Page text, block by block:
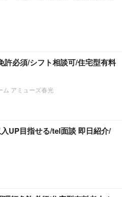
許必須/シフト相談可/住宅型有料
ム アミューズ春光
UP目指せる/tel面談 即日紹介/